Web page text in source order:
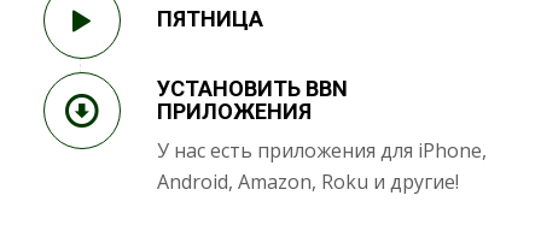
ПЯТНИЦА
УСТАНОВИТЬ BBN
ПРИЛОЖЕНИЯ
У нас есть приложения для iPhone,
Android, Amazon, Roku и другие!